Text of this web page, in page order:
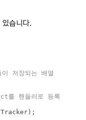
습니다.
저장되는 배열
핸들러로 등록